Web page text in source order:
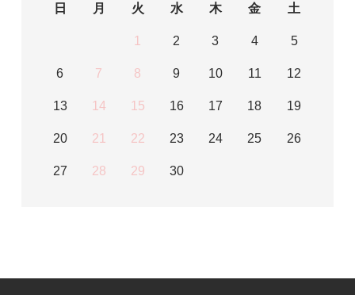
日
月 火 水 木 金 土
1 2 3 4 5
6 7 8 9 10 11 12
13 14 15 16 17 18 19
20 21 22 23 24 25 26
27 28 29 30